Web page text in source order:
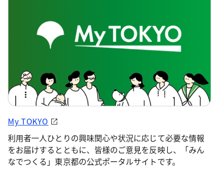
My TOKYO
利用者一人ひとりの興味関心や状況に応じて必要な情報
をお届けするとともに、皆様のご意見を反映し、「みん
なでつくる」東京都の公式ポータルサイトです。